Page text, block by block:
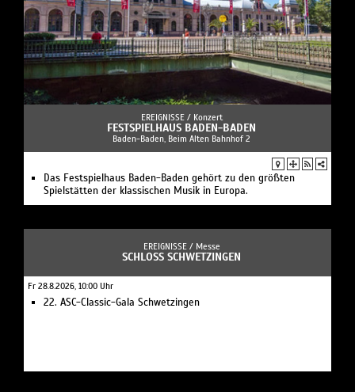
EREIGNISSE / Konzert
FESTSPIELHAUS BADEN-BADEN
Baden-Baden, Beim Alten Bahnhof 2
Das Festspielhaus Baden-Baden gehört zu den größten
Spielstätten der klassischen Musik in Europa.
EREIGNISSE / Messe
SCHLOSS SCHWETZINGEN
Fr 28.8.2026, 10:00 Uhr
22. ASC-Classic-Gala Schwetzingen